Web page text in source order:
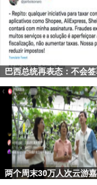
“创新药+高壁垒复杂制
巴西总统再表态：不会
两个周末30万人次云游